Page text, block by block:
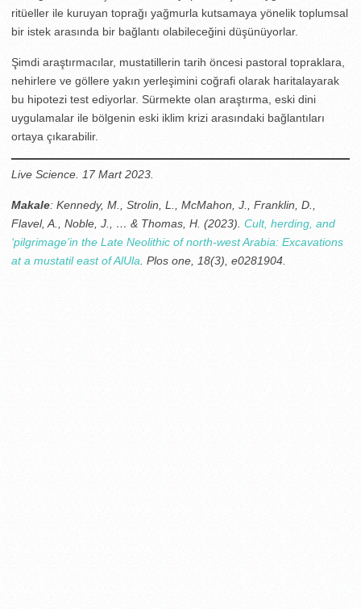
ritüeller ile kuruyan toprağı yağmurla kutsamaya yönelik toplumsal
bir istek arasında bir bağlantı olabileceğini düşünüyorlar.
Şimdi araştırmacılar, mustatillerin tarih öncesi pastoral topraklara,
nehirlere ve göllere yakın yerleşimini coğrafi olarak haritalayarak
bu hipotezi test ediyorlar. Sürmekte olan araştırma, eski dini
uygulamalar ile bölgenin eski iklim krizi arasındaki bağlantıları
ortaya çıkarabilir.
Live Science. 17 Mart 2023.
Makale: Kennedy, M., Strolin, L., McMahon, J., Franklin, D.,
Flavel, A., Noble, J., … & Thomas, H. (2023). Cult, herding, and
‘pilgrimage’in the Late Neolithic of north-west Arabia: Excavations
at a mustatil east of AlUla . Plos one, 18(3), e0281904.